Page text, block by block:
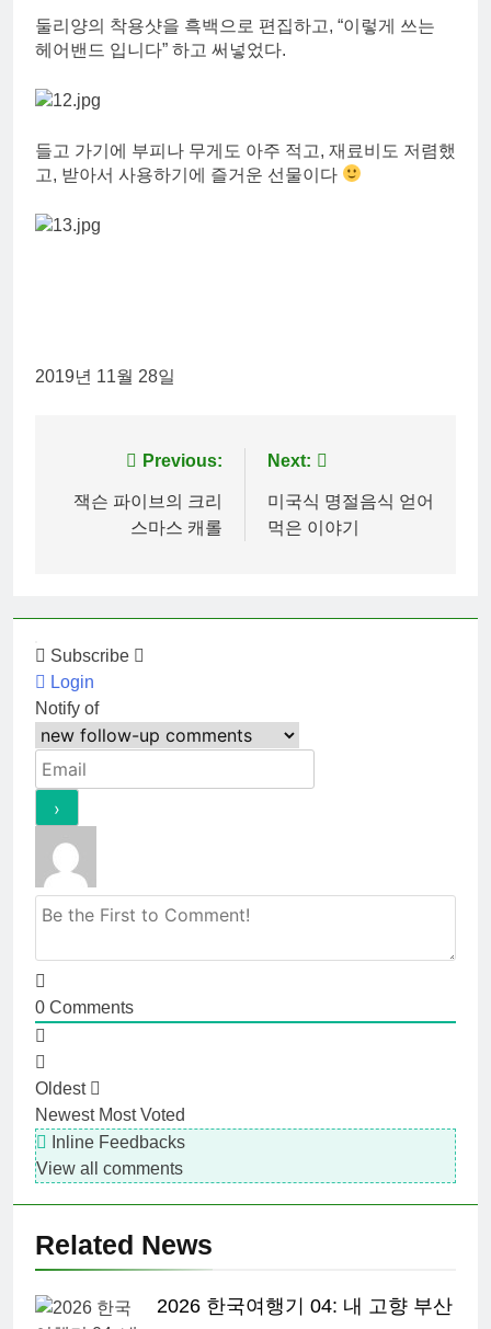
둘리양의 착용샷을 흑백으로 편집하고, “이렇게 쓰는
헤어밴드 입니다” 하고 써넣었다.
들고 가기에 부피나 무게도 아주 적고, 재료비도 저렴했
고, 받아서 사용하기에 즐거운 선물이다
2019년 11월 28일
navigation
Previous:
잭슨 파이브의 크리
스마스 캐롤
Next:
미국식 명절음식 얻어
먹은 이야기
Subscribe
Login
Notify of
0 Comments
Oldest
Newest Most Voted
Inline Feedbacks
View all comments
Related News
2026 한국여행기 04: 내 고향 부산